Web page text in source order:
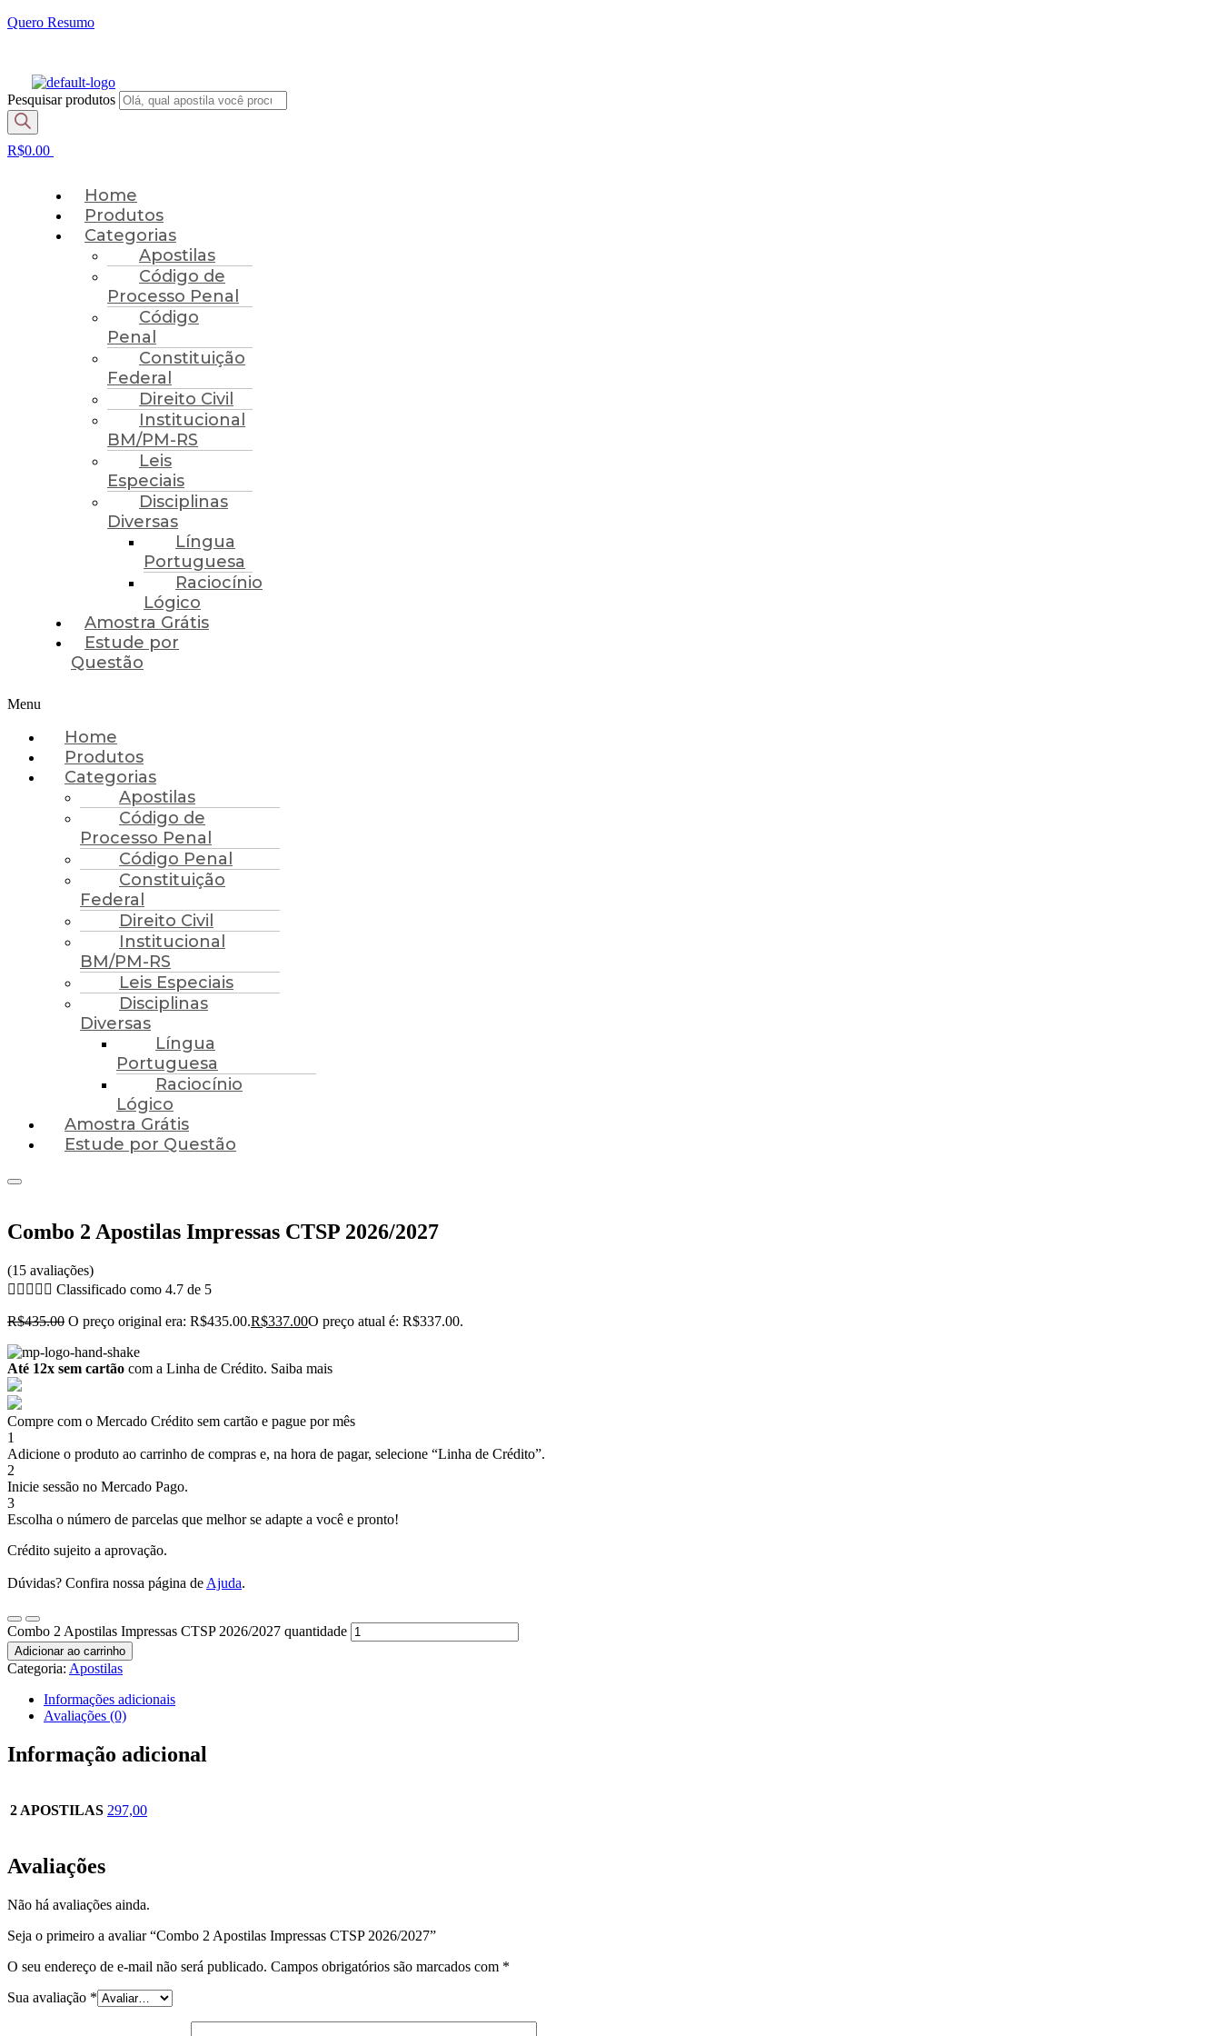
Quero Resumo
Pesquisar produtos
R$0.00
Home
Produtos
Categorias
Apostilas
Código de
Processo Penal
Código
Penal
Constituição
Federal
Direito Civil
Institucional
BM/PM-RS
Leis
Especiais
Disciplinas
Diversas
Língua
Portuguesa
Raciocínio
Lógico
Amostra Grátis
Estude por
Questão
Menu
Home
Produtos
Categorias
Apostilas
Código de
Processo Penal
Código Penal
Constituição
Federal
Direito Civil
Institucional
BM/PM-RS
Leis Especiais
Disciplinas
Diversas
Língua
Portuguesa
Raciocínio
Lógico
Amostra Grátis
Estude por Questão
Combo 2 Apostilas Impressas CTSP 2026/2027
(15 avaliações)
     Classificado como 4.7 de 5
R$435.00 O preço original era: R$435.00.R$337.00O preço atual é: R$337.00.
Até 12x sem cartão com a Linha de Crédito. Saiba mais
Compre com o Mercado Crédito sem cartão e pague por mês
1
Adicione o produto ao carrinho de compras e, na hora de pagar, selecione “Linha de Crédito”.
2
Inicie sessão no Mercado Pago.
3
Escolha o número de parcelas que melhor se adapte a você e pronto!
Crédito sujeito a aprovação.
Dúvidas? Confira nossa página de Ajuda.
Combo 2 Apostilas Impressas CTSP 2026/2027 quantidade
Adicionar ao carrinho
Categoria: Apostilas
Informações adicionais
Avaliações (0)
Informação adicional
2 APOSTILAS 297,00
Avaliações
Não há avaliações ainda.
Seja o primeiro a avaliar “Combo 2 Apostilas Impressas CTSP 2026/2027”
O seu endereço de e-mail não será publicado. Campos obrigatórios são marcados com *
Sua avaliação *